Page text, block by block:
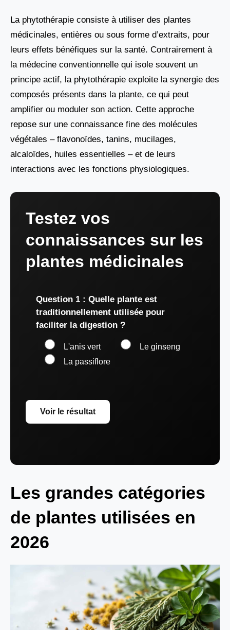
La phytothérapie consiste à utiliser des plantes
médicinales, entières ou sous forme d’extraits, pour
leurs effets bénéfiques sur la santé. Contrairement à
la médecine conventionnelle qui isole souvent un
principe actif, la phytothérapie exploite la synergie des
composés présents dans la plante, ce qui peut
amplifier ou moduler son action. Cette approche
repose sur une connaissance fine des molécules
végétales – flavonoïdes, tanins, mucilages,
alcaloïdes, huiles essentielles – et de leurs
interactions avec les fonctions physiologiques.
Testez vos
connaissances sur les
plantes médicinales
Question 1 : Quelle plante est
traditionnellement utilisée pour
faciliter la digestion ?
L'anis vert
Le ginseng
La passiflore
Voir le résultat
Les grandes catégories
de plantes utilisées en
2026